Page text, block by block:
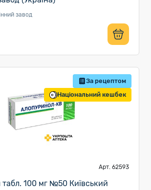
завод
За рецептом
Національний кешбек
Арт. 62593
100 мг №50 Київський